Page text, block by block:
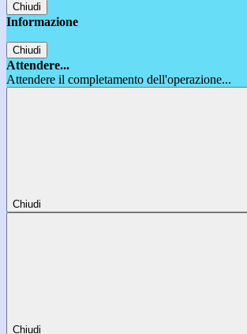
Chiudi
Informazione
Chiudi
Attendere...
Attendere il completamento dell'operazione...
Chiudi
Chiudi